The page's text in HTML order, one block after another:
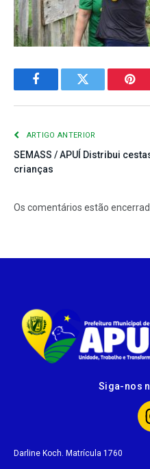
FacebookTwitter
ARTIGO ANTERIOR
SEMASS / APUÍ Distribui
crianças
Os comentários estão
Siga-nos
Darline Koch. Matrícula 1760